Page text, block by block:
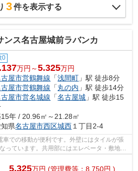
3件を表示する
ンス名古屋城前ラバンカ
0
万円～5.325万円
屋市営鶴舞線 「浅間町 」駅 徒歩8分
屋市営鶴舞線 「丸の内 」駅 徒歩14分
屋市営名城線 「名古屋城 」駅 徒歩15
年 / 20.96㎡～21.28㎡
県名古屋市西区城西 １丁目2-4
車での移動が便利です。外壁にはタイルが張
っています。共用部にはエレベータ・敷地内
とても充...
5.325万円 (管理費等：8,750円 )